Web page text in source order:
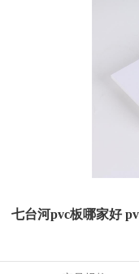
七台河pvc板哪家好